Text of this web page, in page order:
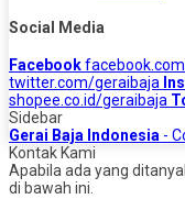
Social Media
Facebook
twitter.com/geraibaja
shopee.co.id/geraibaja
Sidebar
Gerai Baja Indonesia -
Kontak Kami
Apabila ada yang
di bawah ini.